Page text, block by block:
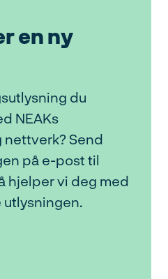
en ny
du
NEAKs
nettverk? Send
på e-post til
hjelper vi deg med